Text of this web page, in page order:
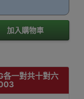
加入購物車
一對共十對六